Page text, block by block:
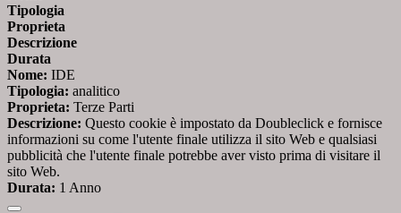
Tipologia
Proprieta
Descrizione
Durata
Nome: IDE
Tipologia: analitico
Proprieta: Terze Parti
Descrizione: Questo cookie è impostato da Doubleclick e fornisce
informazioni su come l'utente finale utilizza il sito Web e qualsiasi
pubblicità che l'utente finale potrebbe aver visto prima di visitare il
sito Web.
Durata: 1 Anno